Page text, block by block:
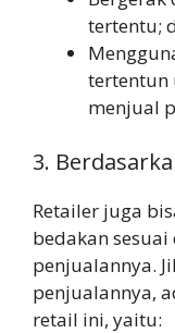
tertentu;
tertentun
menjual
3.
Retailer juga
bedakan
penjualannya.
penjualannya,
retail ini, yaitu: